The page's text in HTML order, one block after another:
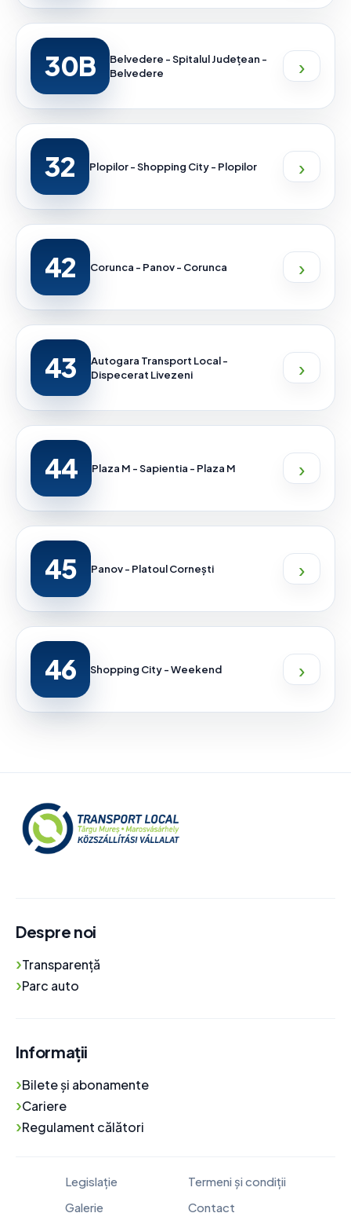
30B
Belvedere - Spitalul Județean -
Belvedere
›
32 Plopilor - Shopping City - Plopilor ›
42 Corunca - Panov - Corunca ›
43
Autogara Transport Local -
Dispecerat Livezeni
›
44 Plaza M - Sapientia - Plaza M ›
45 Panov - Platoul Cornești ›
46 Shopping City - Weekend ›
Despre noi
›Transparență
›Parc auto
Informații
›Bilete și abonamente
›Cariere
›Regulament călători
Legislație
Termeni și condiții
Galerie
Contact